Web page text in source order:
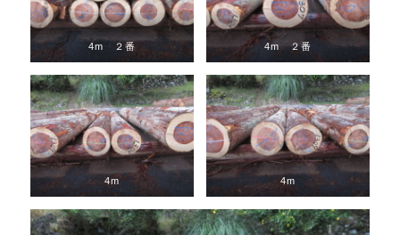
4m ２番 4m ２番
4m 4m